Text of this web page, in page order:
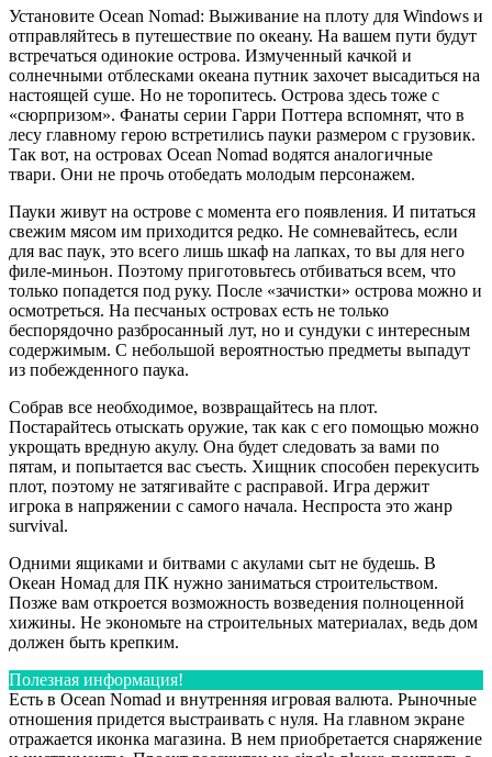
Установите Ocean Nomad: Выживание на плоту для Windows и
отправляйтесь в путешествие по океану. На вашем пути будут
встречаться одинокие острова. Измученный качкой и
солнечными отблесками океана путник захочет высадиться на
настоящей суше. Но не торопитесь. Острова здесь тоже с
«сюрпризом». Фанаты серии Гарри Поттера вспомнят, что в
лесу главному герою встретились пауки размером с грузовик.
Так вот, на островах Ocean Nomad водятся аналогичные
твари. Они не прочь отобедать молодым персонажем.
Пауки живут на острове с момента его появления. И питаться
свежим мясом им приходится редко. Не сомневайтесь, если
для вас паук, это всего лишь шкаф на лапках, то вы для него
филе-миньон. Поэтому приготовьтесь отбиваться всем, что
только попадется под руку. После «зачистки» острова можно и
осмотреться. На песчаных островах есть не только
беспорядочно разбросанный лут, но и сундуки с интересным
содержимым. С небольшой вероятностью предметы выпадут
из побежденного паука.
Собрав все необходимое, возвращайтесь на плот.
Постарайтесь отыскать оружие, так как с его помощью можно
укрощать вредную акулу. Она будет следовать за вами по
пятам, и попытается вас съесть. Хищник способен перекусить
плот, поэтому не затягивайте с расправой. Игра держит
игрока в напряжении с самого начала. Неспроста это жанр
survival.
Одними ящиками и битвами с акулами сыт не будешь. В
Океан Номад для ПК нужно заниматься строительством.
Позже вам откроется возможность возведения полноценной
хижины. Не экономьте на строительных материалах, ведь дом
должен быть крепким.
Полезная информация!
Есть в Ocean Nomad и внутренняя игровая валюта. Рыночные
отношения придется выстраивать с нуля. На главном экране
отражается иконка магазина. В нем приобретается снаряжение